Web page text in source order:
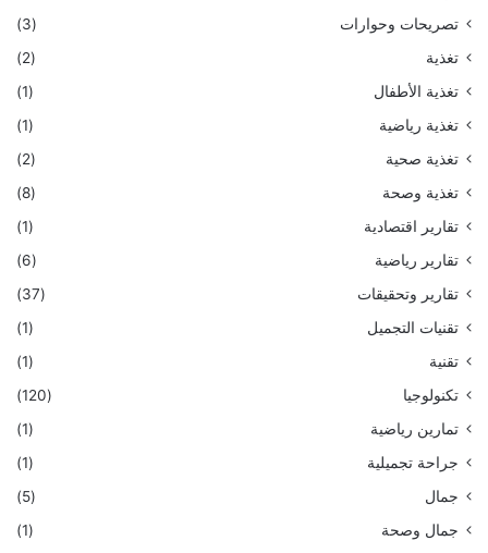
تصريحات وحوارات
(3)
تغذية
(2)
تغذية الأطفال
(1)
تغذية رياضية
(1)
تغذية صحية
(2)
تغذية وصحة
(8)
تقارير اقتصادية
(1)
تقارير رياضية
(6)
تقارير وتحقيقات
(37)
تقنيات التجميل
(1)
تقنية
(1)
تكنولوجيا
(120)
تمارين رياضية
(1)
جراحة تجميلية
(1)
جمال
(5)
جمال وصحة
(1)